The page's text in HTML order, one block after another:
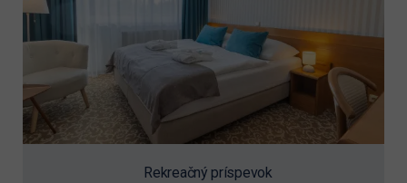
Rekreačný príspevok